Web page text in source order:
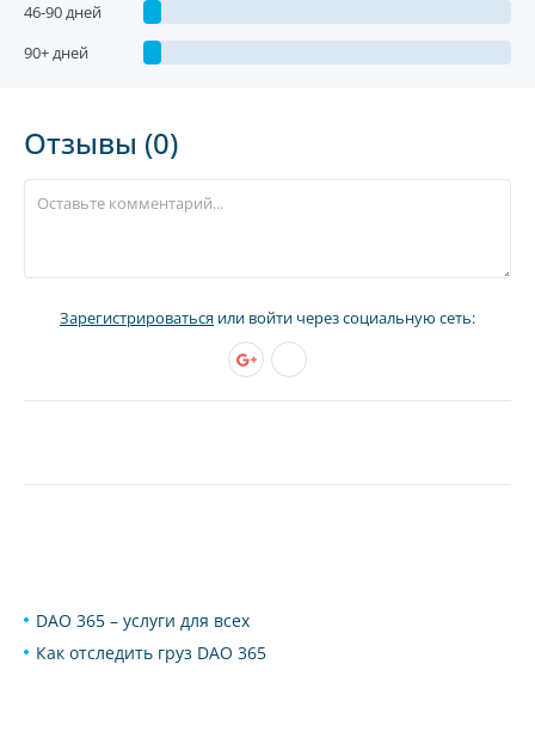
46-90 дней
90+ дней
Отзывы (0)
Зарегистрироваться или войти через социальную сеть:
DAO 365 – услуги для всех
Как отследить груз DAO 365